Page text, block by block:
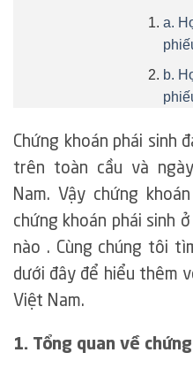
a.
b.
Chứng khoán phái sinh
trên toàn cầu và
Nam. Vậy chứng
chứng khoán phái sinh
nào . Cùng chúng tôi
dưới đây để hiểu thêm
Việt Nam.
1. Tổng quan về